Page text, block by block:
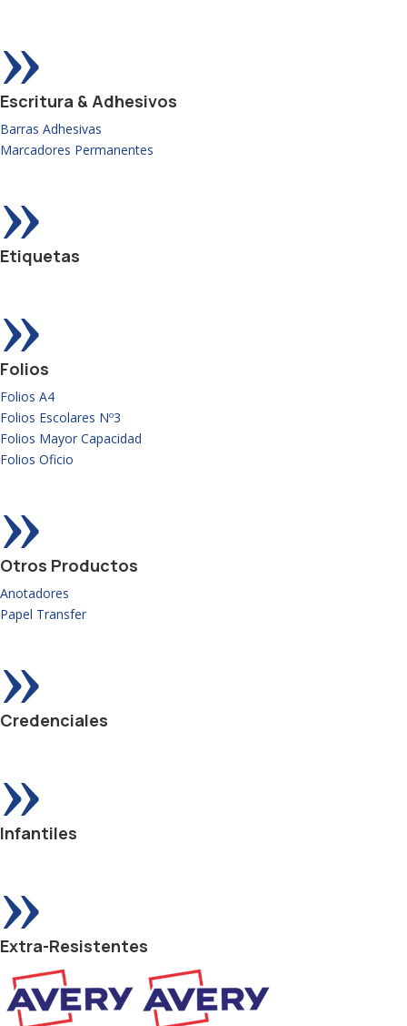
»
Escritura & Adhesivos
Barras Adhesivas
Marcadores Permanentes
»
Etiquetas
»
Folios
Folios A4
Folios Escolares Nº3
Folios Mayor Capacidad
Folios Oficio
»
Otros Productos
Anotadores
Papel Transfer
»
Credenciales
»
Infantiles
»
Extra-Resistentes